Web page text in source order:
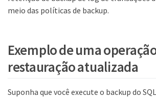
meio das políticas de backup.
Exemplo de uma
restauração atualizada
Suponha que você execute o backup do